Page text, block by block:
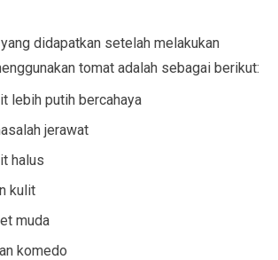
didapatkan setelah melakukan
tomat adalah sebagai berikut:
lebih putih bercahaya
jerawat
halus
kulit
muda
komedo